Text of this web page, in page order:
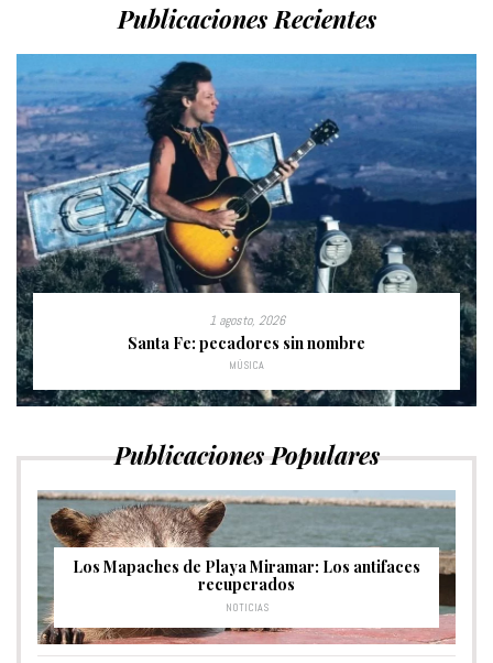
Publicaciones Recientes
1 agosto, 2026
Santa Fe: pecadores sin nombre
MÚSICA
Publicaciones Populares
Los Mapaches de Playa Miramar: Los antifaces
recuperados
NOTICIAS